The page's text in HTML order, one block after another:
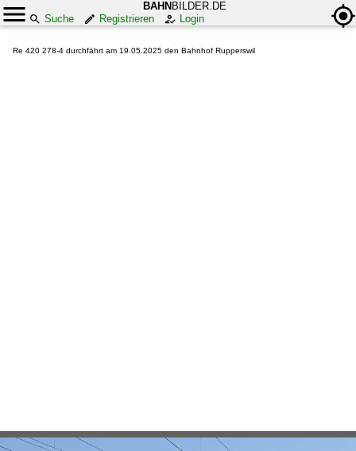
BAHN BILDER.DE
Suche
Registrieren Login
Re 420 278-4 durchfährt am 19.05.2025 den Bahnhof Rupperswil